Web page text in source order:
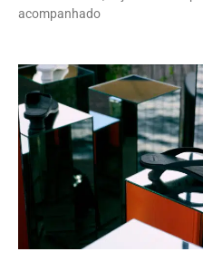
acompanhado